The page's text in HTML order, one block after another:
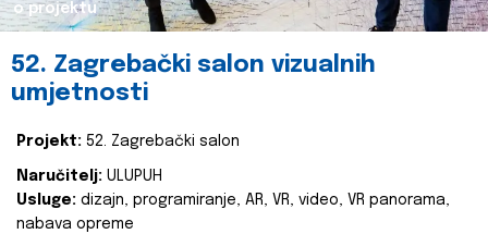
o projektu
52. Zagrebački salon vizualnih
umjetnosti
Projekt: 52. Zagrebački salon
Naručitelj: ULUPUH
Usluge: dizajn, programiranje, AR, VR, video, VR panorama,
nabava opreme